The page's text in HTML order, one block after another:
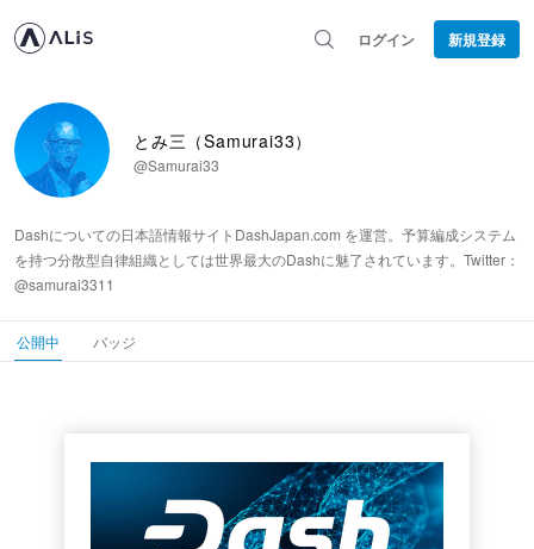
ログイン 新規登録
とみ三（Samurai33）
@Samurai33
Dashについての日本語情報サイトDashJapan.com を運営。予算編成システム
を持つ分散型自律組織としては世界最大のDashに魅了されています。Twitter：
@samurai3311
公開中 バッジ